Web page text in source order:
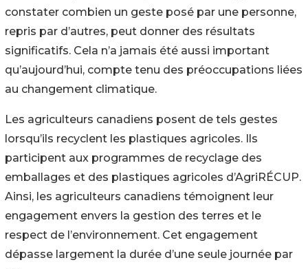
constater combien un geste posé par une personne,
repris par d’autres, peut donner des résultats
significatifs. Cela n’a jamais été aussi important
qu’aujourd’hui, compte tenu des préoccupations liées
au changement climatique.
Les agriculteurs canadiens posent de tels gestes
lorsqu’ils recyclent les plastiques agricoles. Ils
participent aux programmes de recyclage des
emballages et des plastiques agricoles d’AgriRÉCUP.
Ainsi, les agriculteurs canadiens témoignent leur
engagement envers la gestion des terres et le
respect de l’environnement. Cet engagement
dépasse largement la durée d’une seule journée par